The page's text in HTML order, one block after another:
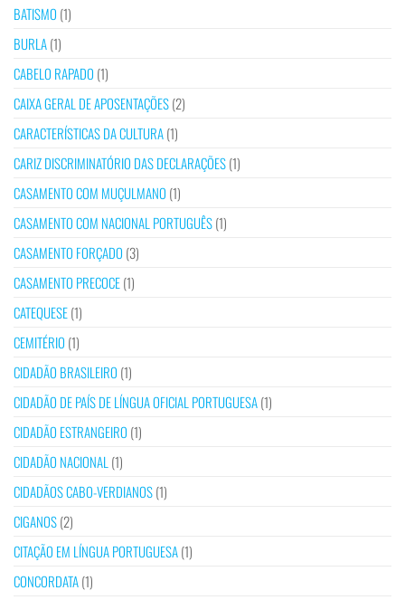
BATISMO (1)
BURLA(1)
CABELO RAPADO (1)
CAIXA GERAL DE APOSENTAÇÕES(2)
CARACTERÍSTICAS DA CULTURA(1)
CARIZ DISCRIMINATÓRIO DAS DECLARAÇÕES(1)
CASAMENTO COM MUÇULMANO (1)
CASAMENTO COM NACIONAL PORTUGUÊS(1)
CASAMENTO FORÇADO (3)
CASAMENTO PRECOCE(1)
CATEQUESE(1)
CEMITÉRIO (1)
CIDADÃO BRASILEIRO (1)
CIDADÃO DE PAÍS DE LÍNGUA OFICIAL PORTUGUESA(1)
CIDADÃO ESTRANGEIRO (1)
CIDADÃO NACIONAL (1)
CIDADÃOS CABO-VERDIANOS(1)
CIGANOS(2)
CITAÇÃO EM LÍNGUA PORTUGUESA(1)
CONCORDATA(1)